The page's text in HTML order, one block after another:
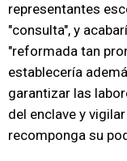
representantes
"consulta", y
"reformada tan
establecería
garantizar las
del enclave y
recomponga su